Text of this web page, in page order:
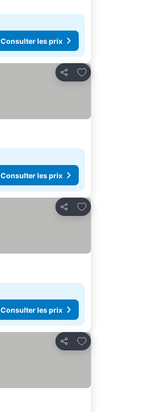
Consulter les prix
Partager
Ajouter à mes favoris
Consulter les prix
Partager
Ajouter à mes favoris
Consulter les prix
Partager
Ajouter à mes favoris